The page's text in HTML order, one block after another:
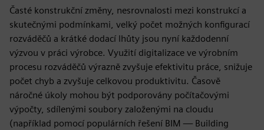
Časté konstrukční změny, nesrovnalosti mezi konstrukcí a
skutečnými podmínkami, velký počet možných konfigurací
rozváděčů a krátké dodací lhůty jsou nyní každodenní
výzvou v práci výrobce. Využití digitalizace ve výrobním
procesu rozváděčů výrazně zvyšuje efektivitu práce, snižuje
počet chyb a zvyšuje celkovou produktivitu. Časově
náročné úkoly mohou být podporovány počítačovými
výpočty, sdílenými soubory založenými na cloudu
(například pomocí populárních řešení BIM — Building